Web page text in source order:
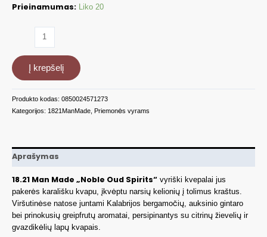
Prieinamumas: Liko 20
Vyriški
kvepalai
Noble
100
ml
Į krepšelį
Produkto kodas: 0850024571273
Kategorijos: 1821ManMade Priemonės vyrams
Aprašymas
18.21 Man Made „Noble Oud Spirits“ vyriški kvepalai jus
pakerės karališku kvapu, įkvėptu narsių kelionių į tolimus kraštus.
Viršutinėse natose juntami Kalabrijos bergamočių, auksinio gintaro
bei prinokusių greipfrutų aromatai, persipinantys su citrinų žievelių ir
gvazdikėlių lapų kvapais.